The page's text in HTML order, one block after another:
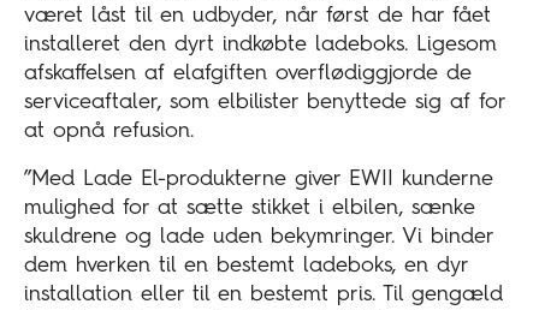
været låst til en udbyder, når først de har fået
installeret den dyrt indkøbte ladeboks. Ligesom
afskaffelsen af elafgiften overflødiggjorde de
serviceaftaler, som elbilister benyttede sig af for
at opnå refusion.
”Med Lade El-produkterne giver EWII kunderne
mulighed for at sætte stikket i elbilen, sænke
skuldrene og lade uden bekymringer. Vi binder
dem hverken til en bestemt ladeboks, en dyr
installation eller til en bestemt pris. Til gengæld